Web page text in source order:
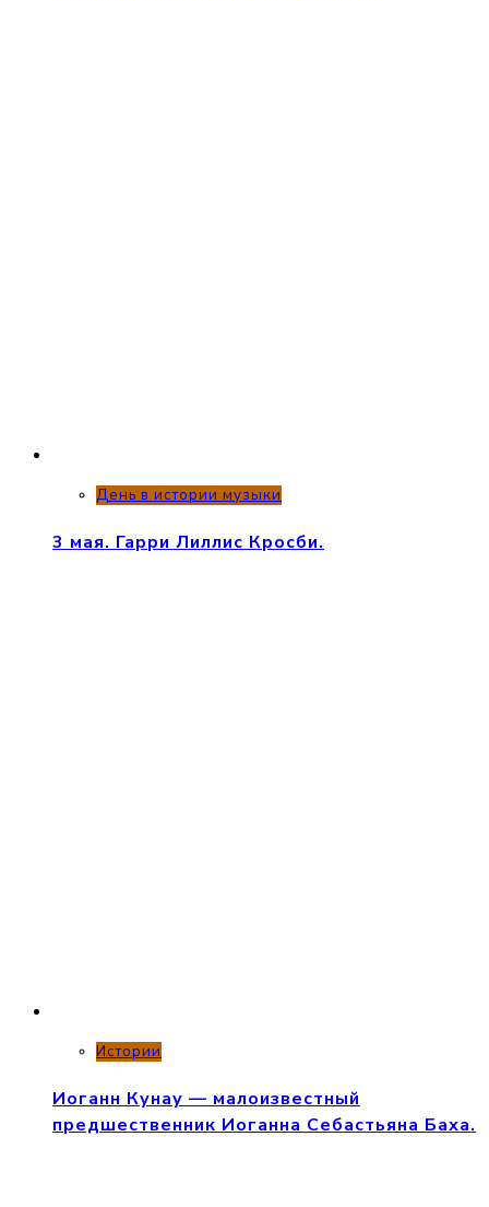
День в истории музыки
3 мая. Гарри Лиллис Кросби.
Истории
Иоганн Кунау — малоизвестный
предшественник Иоганна Себастьяна Баха.